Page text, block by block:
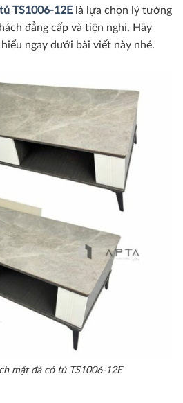
TS1006-12Elà lựa chọn lý tưởng
đẳng cấp và tiện nghi. Hãy
ngay dưới bài viết này nhé.
mặt đá có tủ TS1006-12E